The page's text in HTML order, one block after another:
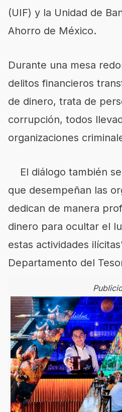
(UIF) y la Unidad de
Ahorro de México.
Durante una mesa
delitos financieros
de dinero, trata de
corrupción, todos
organizaciones
El diálogo también
que desempeñan las
dedican de manera
dinero para ocultar el
estas actividades
Departamento del